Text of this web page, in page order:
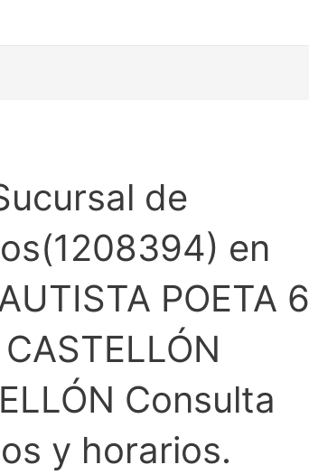
de
en
POETA 6
Consulta
y horarios.